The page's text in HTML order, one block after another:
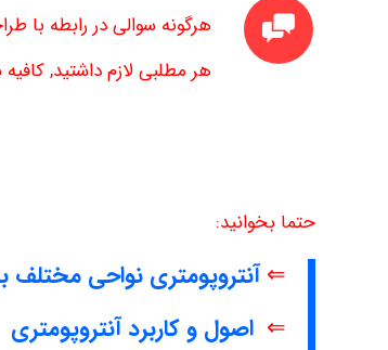
هرگونه سوالی در رابطه با
هر مطلبی لازم داشتید,
حتما بخوانید:
⇐آنتروپومتری نواحی مختلف
⇐ اصول و کاربرد آنتروپومتری